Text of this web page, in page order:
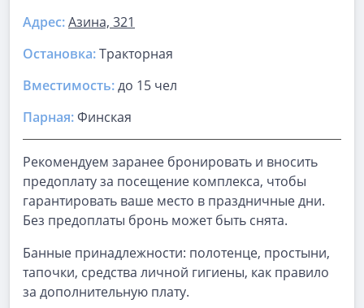
Адрес:Азина, 321
Остановка:Тракторная
Вместимость:до 15 чел
Парная:Финская
Рекомендуем заранее бронировать и вносить
предоплату за посещение комплекса, чтобы
гарантировать ваше место в праздничные дни.
Без предоплаты бронь может быть снята.
Банные принадлежности: полотенце, простыни,
тапочки, средства личной гигиены, как правило
за дополнительную плату.